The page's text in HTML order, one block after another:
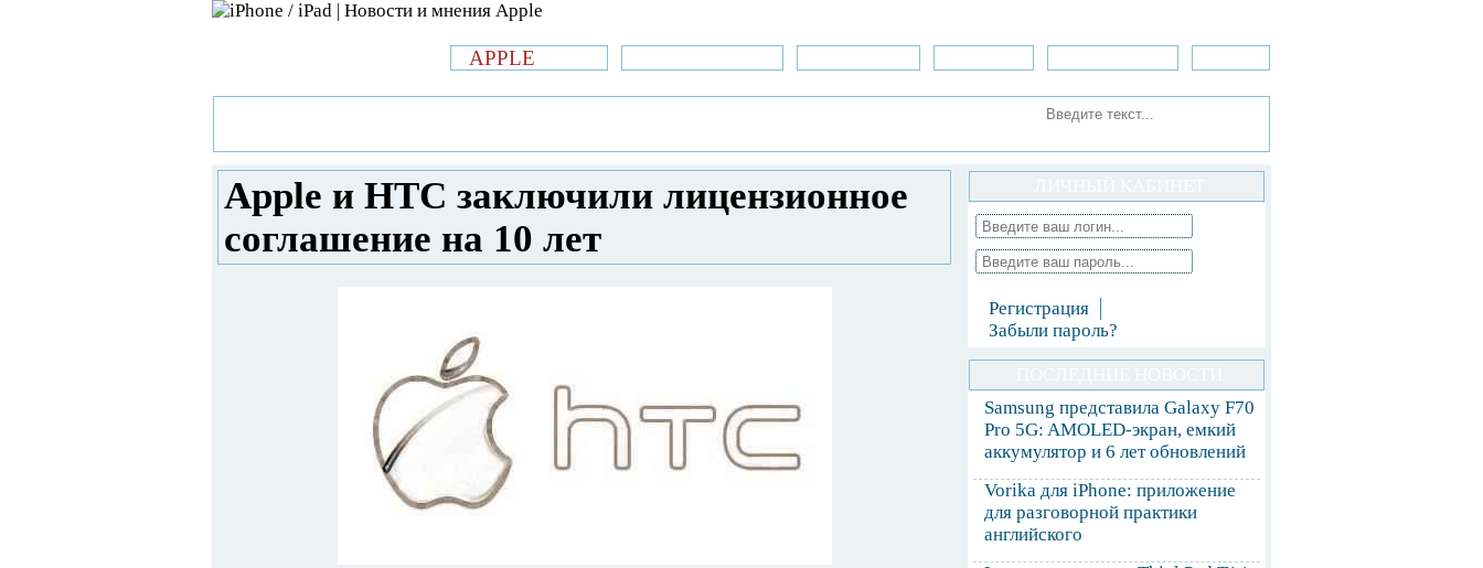
APPLE
Apple и HTC заключили лицензионное
соглашение на 10 лет
Регистрация
Забыли пароль?
Samsung представила Galaxy F70
Pro 5G: AMOLED-экран, емкий
аккумулятор и 6 лет обновлений
Vorika для iPhone: приложение
для разговорной практики
английского